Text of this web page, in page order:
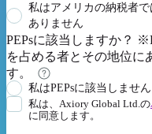
私はアメリカの納税者で
ありません
PEPsに該当しますか？
を占める者とその地位に
す。
私はPEPsに該当しません
私は、Axiory Global Ltd.の
に同意します。